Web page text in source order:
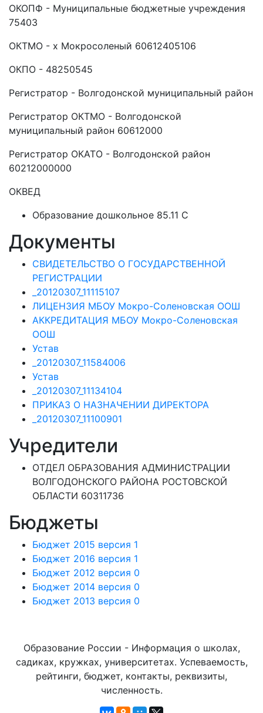
ОКОПФ - Муниципальные бюджетные учреждения
75403
ОКТМО - х Мокросоленый 60612405106
ОКПО - 48250545
Регистратор - Волгодонской муниципальный район
Регистратор ОКТМО - Волгодонской
муниципальный район 60612000
Регистратор ОКАТО - Волгодонской район
60212000000
ОКВЕД
Образование дошкольное 85.11 C
Документы
СВИДЕТЕЛЬСТВО О ГОСУДАРСТВЕННОЙ
РЕГИСТРАЦИИ
_20120307_11115107
ЛИЦЕНЗИЯ МБОУ Мокро-Соленовская ООШ
АККРЕДИТАЦИЯ МБОУ Мокро-Соленовская
ООШ
Устав
_20120307_11584006
Устав
_20120307_11134104
ПРИКАЗ О НАЗНАЧЕНИИ ДИРЕКТОРА
_20120307_11100901
Учредители
ОТДЕЛ ОБРАЗОВАНИЯ АДМИНИСТРАЦИИ
ВОЛГОДОНСКОГО РАЙОНА РОСТОВСКОЙ
ОБЛАСТИ 60311736
Бюджеты
Бюджет 2015 версия 1
Бюджет 2016 версия 1
Бюджет 2012 версия 0
Бюджет 2014 версия 0
Бюджет 2013 версия 0
Образование России - Информация о школах,
садиках, кружках, университетах. Успеваемость,
рейтинги, бюджет, контакты, реквизиты,
численность.